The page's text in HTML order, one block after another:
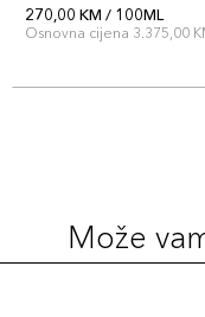
270,00 KM / 100ML
Osnovna cijena 3.375,00
Može